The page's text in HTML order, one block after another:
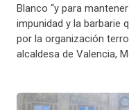
Blanco “y para
impunidad y la barbarie
por la organización
alcaldesa de Valencia,